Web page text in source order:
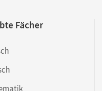
Fächer